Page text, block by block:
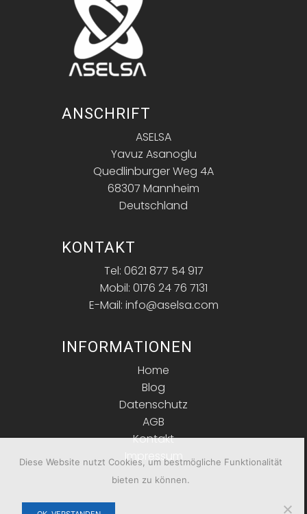
ANSCHRIFT
ASELSA
Yavuz Asanoglu
Quedlinburger Weg 4A
68307 Mannheim
Deutschland
KONTAKT
Tel: 0621 877 54 917
Mobil: 0176 24 76 7131
E-Mail: info@aselsa.com
INFORMATIONEN
Home
Blog
Datenschutz
AGB
Kontakt
Impressum
Diese Website nutzt Cookies, um bestmögliche Funktionalität
bieten zu können.